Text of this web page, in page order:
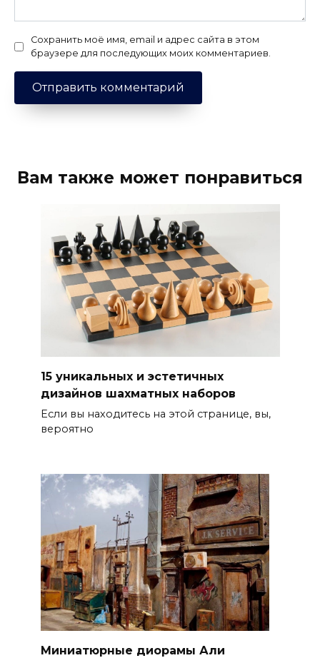
Сохранить моё имя, email и адрес сайта в этом
браузере для последующих моих комментариев.
Вам также может понравиться
15 уникальных и эстетичных
дизайнов шахматных наборов
Если вы находитесь на этой странице, вы,
вероятно
Миниатюрные диорамы Али